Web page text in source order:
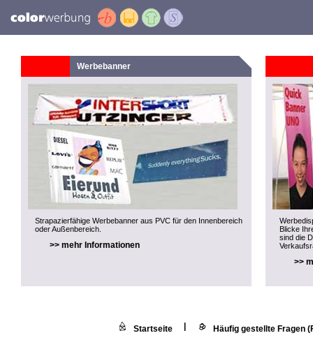
Werbebanner
Strapazierfähige Werbebanner aus PVC für den Innenbereich
oder Außenbereich.
>> mehr Informationen
Blicke
sind die
>>
Startseite Häufig gestellte Fragen